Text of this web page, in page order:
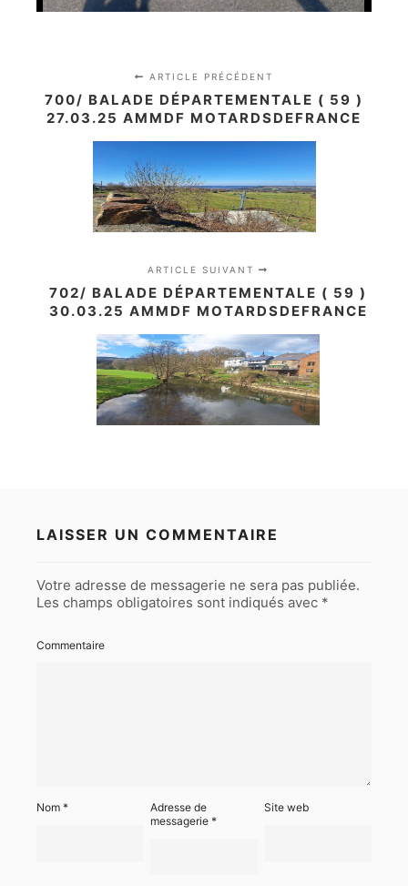
ARTICLE PRÉCÉDENT
700/ BALADE DÉPARTEMENTALE ( 59 )
27.03.25 AMMDF MOTARDSDEFRANCE
ARTICLE SUIVANT
702/ BALADE DÉPARTEMENTALE ( 59 )
30.03.25 AMMDF MOTARDSDEFRANCE
LAISSER UN COMMENTAIRE
Votre adresse de messagerie ne sera pas publiée.
Les champs obligatoires sont indiqués avec *
Commentaire
Nom *
Adresse de
messagerie*
Site web